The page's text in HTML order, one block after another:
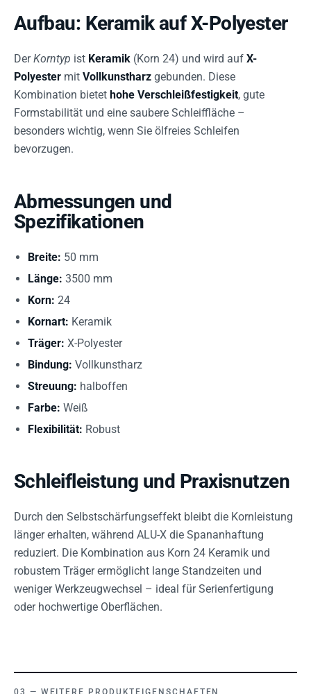
Aufbau: Keramik auf X-Polyester
DerKorntyp ist Keramik (Korn 24) und wird auf X-
Polyester mit Vollkunstharz gebunden. Diese
Kombination bietet hohe Verschleißfestigkeit, gute
Formstabilität und eine saubere Schleiffläche –
besonders wichtig, wenn Sie ölfreies Schleifen
bevorzugen.
Abmessungen und
Spezifikationen
Breite: 50 mm
Länge: 3500 mm
Korn: 24
Kornart: Keramik
Träger: X-Polyester
Bindung: Vollkunstharz
Streuung: halboffen
Farbe: Weiß
Flexibilität: Robust
Schleifleistung und Praxisnutzen
Durch den Selbstschärfungseffekt bleibt die Kornleistung
länger erhalten, während ALU-X die Spananhaftung
reduziert. Die Kombination aus Korn 24 Keramik und
robustem Träger ermöglicht lange Standzeiten und
weniger Werkzeugwechsel – ideal für Serienfertigung
oder hochwertige Oberflächen.
WEITERE PRODUKTEIGENSCHAFTEN